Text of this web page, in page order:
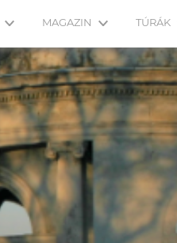
MAGAZIN TÚRÁK